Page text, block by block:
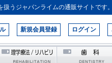
うジャパンライムの通販サイトです。
新規会員登録 ログイン